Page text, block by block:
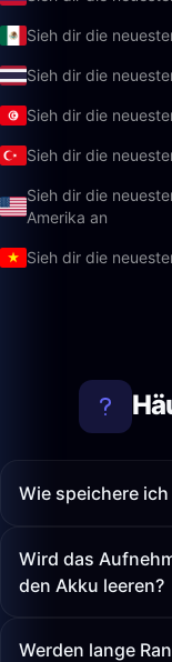
Sieh dir die
Sieh dir die
Sieh dir die
Sieh dir die
Sieh dir die
Amerika an
Sieh dir die
Wie speichere
Wird das
den Akku leeren?
Werden lange